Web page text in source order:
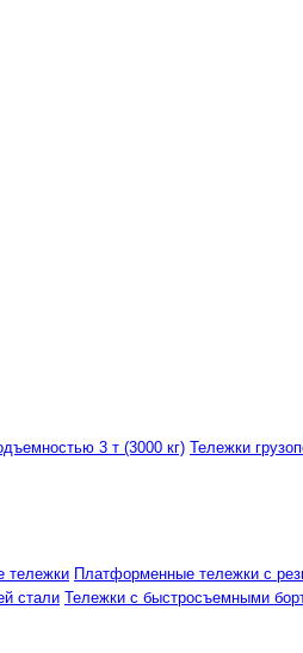
3 т (3000 кг) Тележки
тележки Платформенные тележки с
стали Тележки с быстросъемными